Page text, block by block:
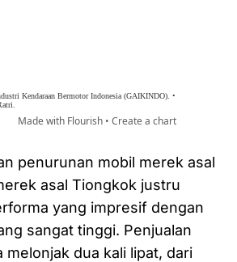
penurunan mobil merek asal
asal Tiongkok justru
yang impresif dengan
sangat tinggi. Penjualan
melonjak dua kali lipat, dari